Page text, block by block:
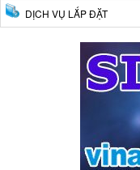
DỊCH VỤ LẮP ĐẶT